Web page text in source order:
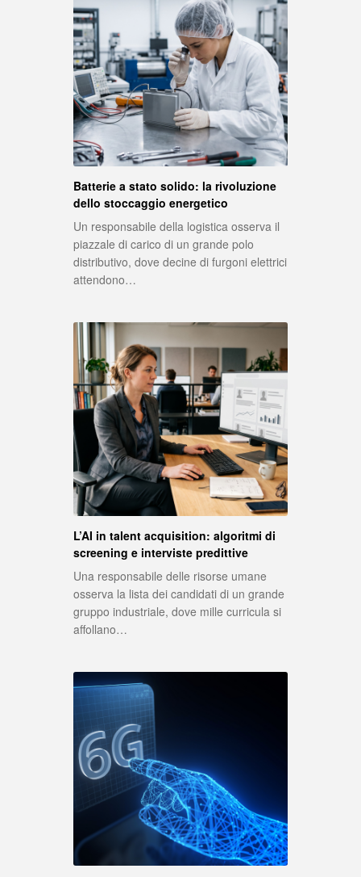
Batterie a stato solido: la rivoluzione
dello stoccaggio energetico
Un responsabile della logistica osserva il
piazzale di carico di un grande polo
distributivo, dove decine di furgoni elettrici
attendono…
L’AI in talent acquisition: algoritmi di
screening e interviste predittive
Una responsabile delle risorse umane
osserva la lista dei candidati di un grande
gruppo industriale, dove mille curricula si
affollano…